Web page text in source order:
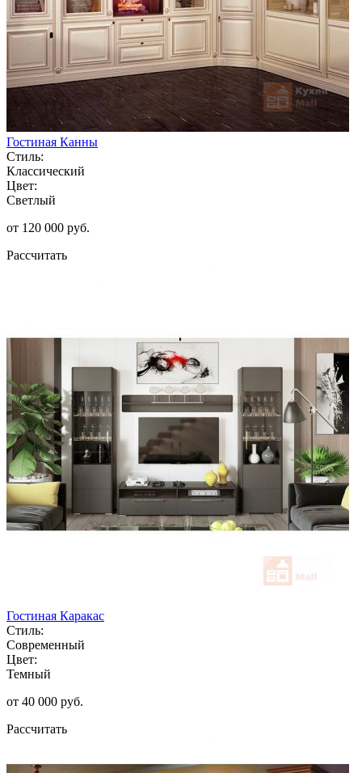
Гостиная Канны
Стиль:
Классический
Цвет:
Светлый
от 120 000 руб.
Рассчитать
Гостиная Каракас
Стиль:
Современный
Цвет:
Темный
от 40 000 руб.
Рассчитать